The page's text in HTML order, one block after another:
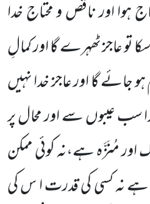
ہوا اور ناقص و محتاج خدا
تو عاجز ٹھہرے گا اور کمالِ
گا اور عاجز خدا نہیں
سب عیبوں سے اور محال پر
مُنَزَّہ ہے،نہ کوئی ممکن
نہ کسی کی قدرت ا س کی